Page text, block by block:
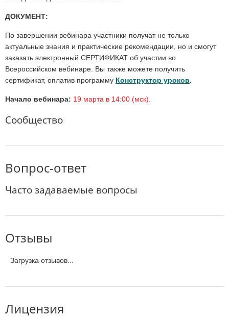
ДОКУМЕНТ:
По завершении вебинара участники получат не только
актуальные знания и практические рекомендации, но и смогут
заказать электронный СЕРТИФИКАТ об участии во
Всероссийском вебинаре. Вы также можете получить
сертификат, оплатив программу Конструктор уроков.
Начало вебинара: 19 марта в 14:00 (мск).
Сообщество
Вопрос-ответ
Часто задаваемые вопросы
Отзывы
Загрузка отзывов...
Лицензия